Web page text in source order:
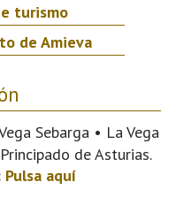
turismo
de Amieva
Sebarga • La Vega
de Asturias.
Pulsa aquí